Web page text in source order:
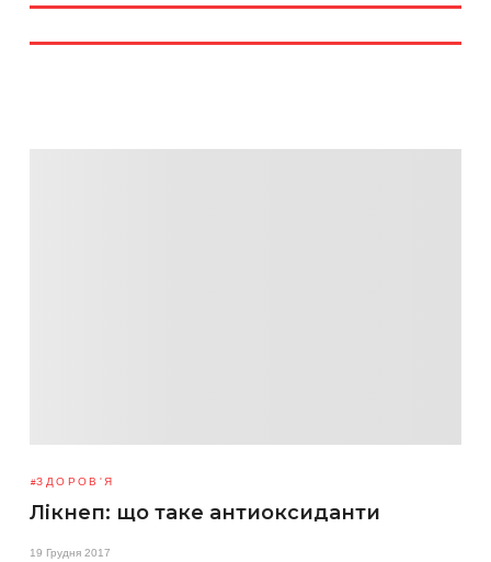
ЗДОРОВ'Я
Лікнеп: що таке антиоксиданти
19 Грудня 2017